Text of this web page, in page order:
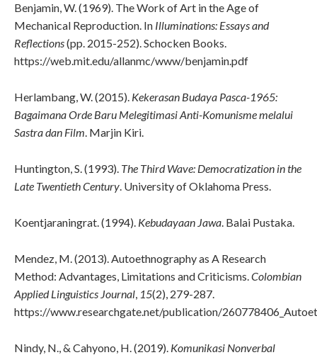
Benjamin, W. (1969). The Work of Art in the Age of
Mechanical Reproduction. In Illuminations: Essays and
Reflections(pp. 2015-252). Schocken Books.
https://web.mit.edu/allanmc/www/benjamin.pdf
Herlambang, W. (2015). Kekerasan Budaya Pasca-1965:
Bagaimana Orde Baru Melegitimasi Anti-Komunisme melalui
Sastra dan Film. Marjin Kiri.
Huntington, S. (1993). The Third Wave: Democratization in the
Late Twentieth Century. University of Oklahoma Press.
Koentjaraningrat. (1994). Kebudayaan Jawa. Balai Pustaka.
Mendez, M. (2013). Autoethnography as A Research
Method: Advantages, Limitations and Criticisms.Colombian
Applied Linguistics Journal, 15(2), 279-287.
https://www.researchgate.net/publication/
Nindy, N., & Cahyono, H. (2019). Komunikasi Nonverbal